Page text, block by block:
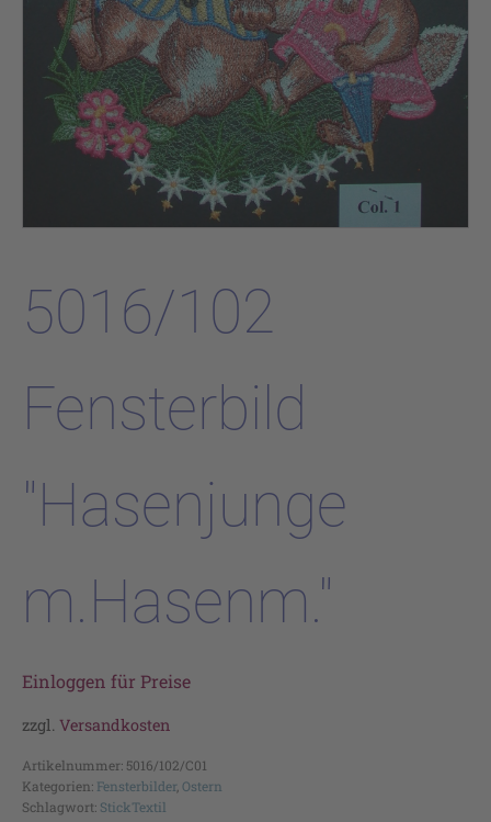
5016/102
Fensterbild
"Hasenjunge
m.Hasenm."
Einloggen für Preise
zzgl. Versandkosten
Artikelnummer: 5016/102/C01
Kategorien: Fensterbilder,Ostern
Schlagwort: StickTextil